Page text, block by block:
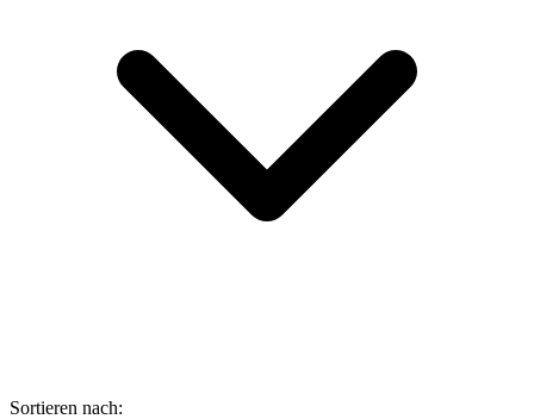
Sortieren nach: